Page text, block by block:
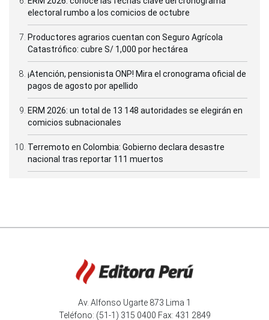
electoral rumbo a los comicios de octubre
Productores agrarios cuentan con Seguro Agrícola
Catastrófico: cubre S/ 1,000 por hectárea
¡Atención, pensionista ONP! Mira el cronograma oficial de
pagos de agosto por apellido
ERM 2026: un total de 13 148 autoridades se elegirán en
comicios subnacionales
Terremoto en Colombia: Gobierno declara desastre
nacional tras reportar 111 muertos
Av. Alfonso Ugarte 873 Lima 1
Teléfono: (51-1) 315 0400 Fax: 431 2849